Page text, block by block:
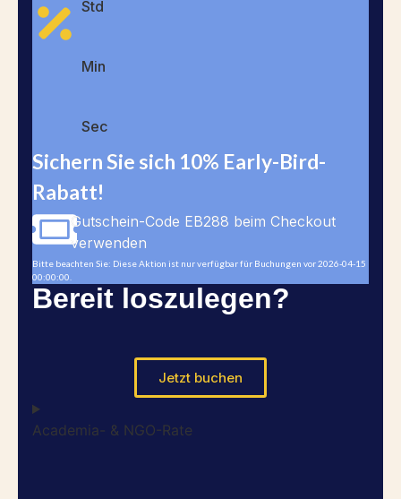
Std
Min
Sec
Sichern Sie sich 10% Early-Bird-
Rabatt!
Gutschein-Code EB288 beim Checkout
verwenden
Bitte beachten Sie: Diese Aktion ist nur verfügbar für Buchungen vor 2026-04-15
00:00:00.
Bereit loszulegen?
Jetzt buchen
Academia- & NGO-Rate